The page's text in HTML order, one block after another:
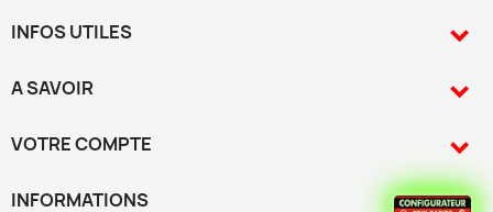
INFOS UTILES 
A SAVOIR 
VOTRE COMPTE 
INFORMATIONS keyboard_arrow_down